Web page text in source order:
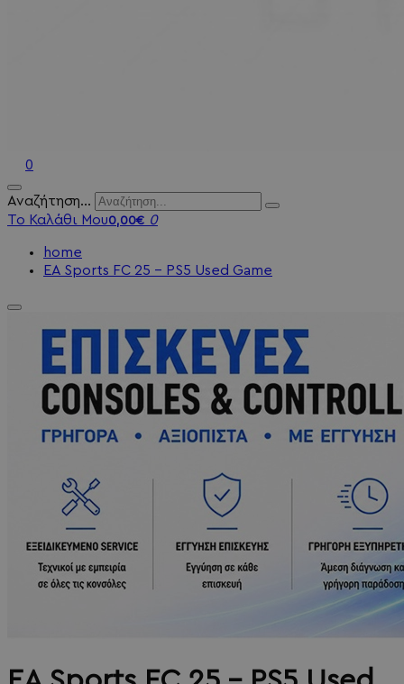
0
Αναζήτηση...
Το Καλάθι Μου0,00€ 0
home
EA Sports FC 25 - PS5 Used Game